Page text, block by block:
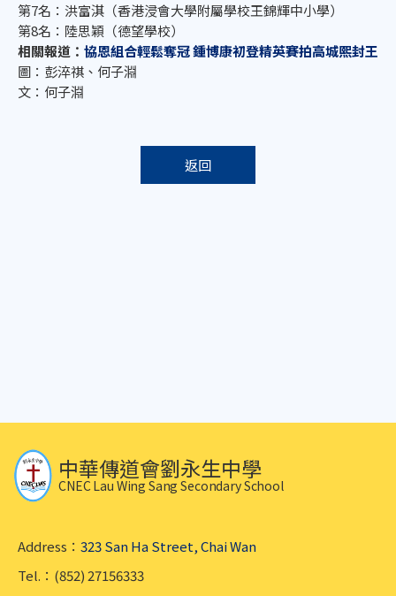
第7名：洪富淇（香港浸會大學附屬學校王錦輝中小學）
第8名：陸思穎（德望學校）
相關報道： 協恩組合輕鬆奪冠 鍾博康初登精英賽拍高城熙封王
圖：彭淬祺、何子淵
文：何子淵
返回
中華傳道會劉永生中學
CNEC Lau Wing Sang Secondary School
Address： 323 San Ha Street, Chai Wan
Tel.：(852) 27156333